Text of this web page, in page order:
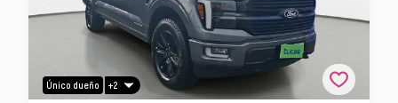
Único dueño +2